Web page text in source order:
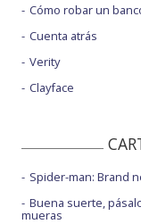
Cómo robar un
Cuenta atrás
Verity
Clayface
Spider-man: Brand
Buena suerte,
mueras